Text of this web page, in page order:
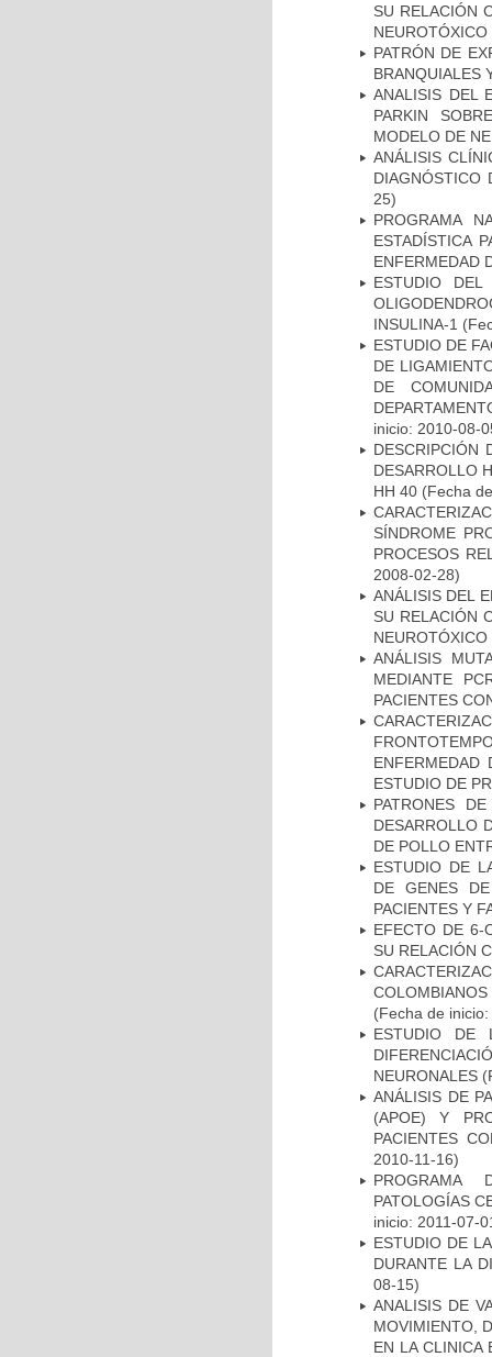
SU RELACIÓN
NEUROTÓXICO
PATRÓN DE
BRANQUIALES
ANALISIS DEL
PARKIN
MODELO DE
ANÁLISIS
DIAGNÓSTICO
25)
PROGRAMA
ESTADÍSTICA
ENFERMEDAD
ESTUDIO
INSULINA-1
ESTUDIO DE
DE
DE
inicio: 2010-08-
DESCRIPCIÓN
DESARROLLO
HH 40 (Fecha
SÍNDROME
PROCESOS
2008-02-28)
ANÁLISIS DEL
SU RELACIÓN
NEUROTÓXICO
ANÁLISIS
MEDIANTE
PACIENTES
ENFERMEDAD
ESTUDIO DE
PATRONES
DESARROLLO
DE POLLO
ESTUDIO DE
DE GENES
PACIENTES Y
EFECTO DE 6-
SU RELACIÓN
(Fecha de
ESTUDIO DE
NEURONALES
ANÁLISIS DE
(APOE) Y
PACIENTES
2010-11-16)
PROGRAMA
PATOLOGÍAS
inicio: 2011-07-
ESTUDIO DE
DURANTE LA
08-15)
ANALISIS DE
MOVIMIENTO,
EN LA CLINICA